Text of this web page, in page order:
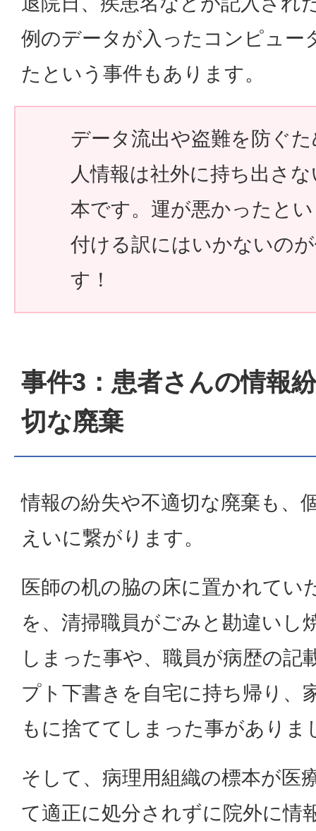
例のデータが入ったコンピュー
たという事件もあります。
データ流出や盗難を防ぐ
人情報は社外に持ち出さ
本です。運が悪かったと
付ける訳にはいかないの
す！
事件3：患者さんの情報
切な廃棄
情報の紛失や不適切な廃棄も、
えいに繋がります。
医師の机の脇の床に置かれてい
を、清掃職員がごみと勘違いし
しまった事や、職員が病歴の記
プト下書きを自宅に持ち帰り、
もに捨ててしまった事がありま
そして、病理用組織の標本が医
て適正に処分されずに院外に情